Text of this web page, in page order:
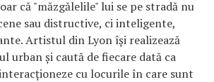
că "măzgălelile" lui se pe stradă nu
sau distructive, ci inteligente,
Artistul din Lyon își realizează
urban și caută de fiecare dată ca
interacționeze cu locurile în care sunt